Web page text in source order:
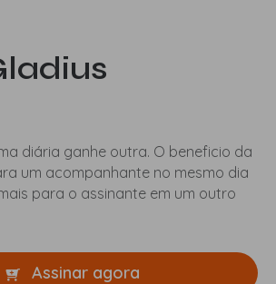
diária ganhe outra. O beneficio da
um acompanhante no mesmo dia
para o assinante em um outro
Assinar agora